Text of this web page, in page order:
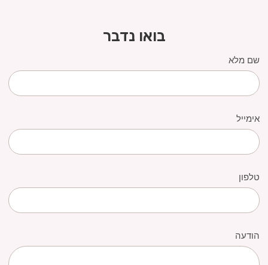
בואו נדבר
שם מלא
אימייל
טלפון
הודעה